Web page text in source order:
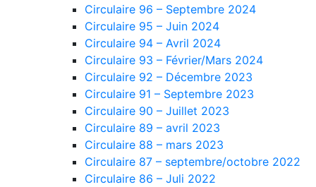
Circulaire 96 – Septembre 2024
Circulaire 95 – Juin 2024
Circulaire 94 – Avril 2024
Circulaire 93 – Février/Mars 2024
Circulaire 92 – Décembre 2023
Circulaire 91 – Septembre 2023
Circulaire 90 – Juillet 2023
Circulaire 89 – avril 2023
Circulaire 88 – mars 2023
Circulaire 87 – septembre/octobre 2022
Circulaire 86 – Juli 2022